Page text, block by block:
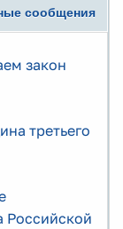
сообщения
закон
третьего
Российской